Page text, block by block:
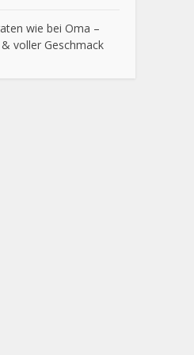
wie bei Oma –
voller Geschmack